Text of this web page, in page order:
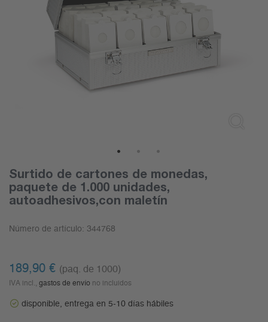
Surtido de cartones de monedas,
paquete de 1.000 unidades,
autoadhesivos,con maletín
Número de artículo: 344768
189,90 € (paq. de 1000)
IVA incl., gastos de envío no incluidos
disponible, entrega en 5-10 días hábiles